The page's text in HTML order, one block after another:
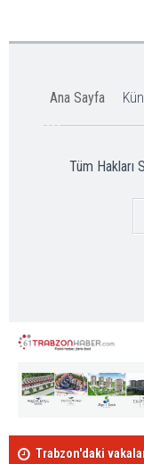
Ana Sayfa
Tüm Hakları
Stiven Plaza,